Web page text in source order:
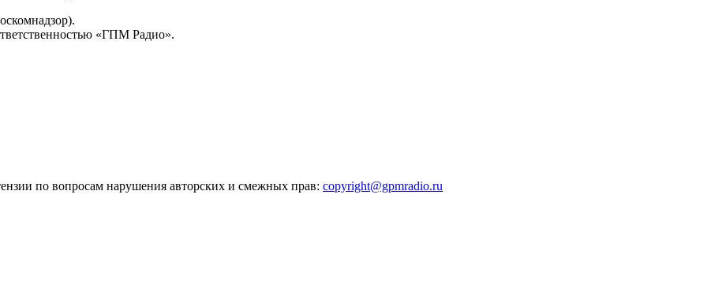
«ГПМ Радио».
по вопросам нарушения авторских и смежных прав: copyright@gpmradio.ru